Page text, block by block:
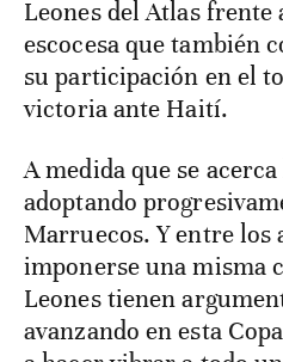
Leones del Atlas frente
escocesa que también
su participación en el
victoria ante Haití.
A medida que se
adoptando
Marruecos. Y entre los
imponerse una misma
Leones tienen
avanzando en esta